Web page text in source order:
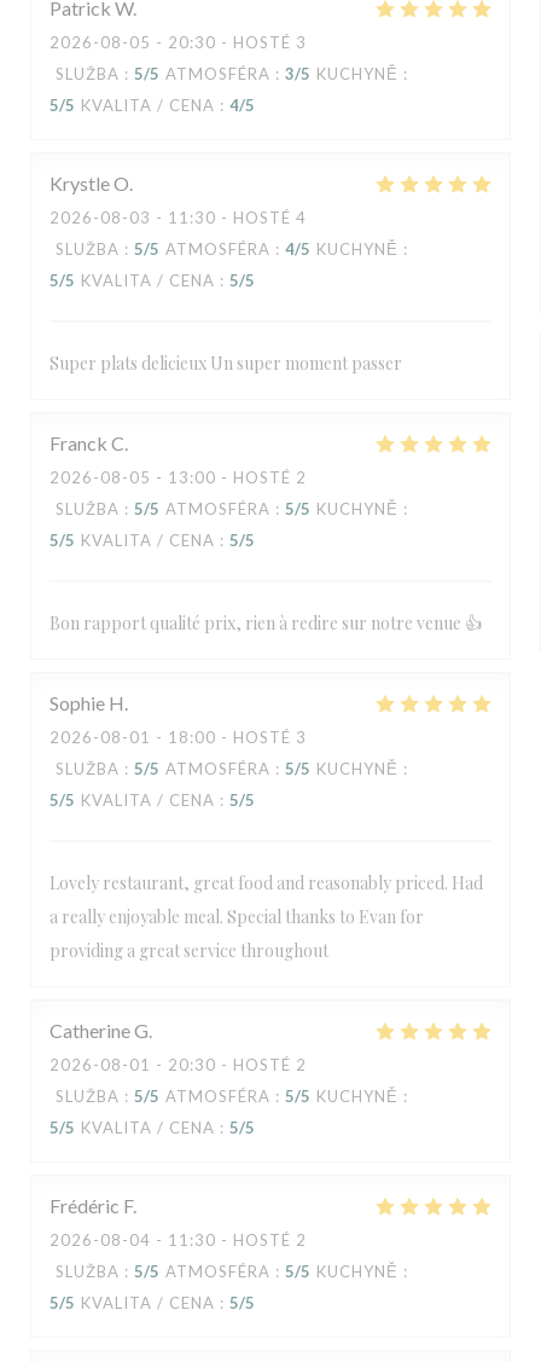
Patrick W
2026-08-05 - 20:30 - HOSTÉ 3
SLUŽBA : 5/5 ATMOSFÉRA : 3/5 KUCHYNĚ :
5/5 KVALITA / CENA : 4/5
KrystleO
2026-08-03 - 11:30 - HOSTÉ 4
SLUŽBA : 5/5 ATMOSFÉRA : 4/5 KUCHYNĚ :
5/5 KVALITA / CENA : 5/5
Super plats delicieux Un super moment passer
Franck C
2026-08-05 - 13:00 - HOSTÉ 2
SLUŽBA : 5/5 ATMOSFÉRA : 5/5 KUCHYNĚ :
5/5 KVALITA / CENA : 5/5
Bon rapport qualité prix, rien à redire sur notre venue 👍
Sophie H
2026-08-01 - 18:00 - HOSTÉ 3
SLUŽBA : 5/5 ATMOSFÉRA : 5/5 KUCHYNĚ :
5/5 KVALITA / CENA : 5/5
Lovely restaurant, great food and reasonably priced. Had
a really enjoyable meal. Special thanks to Evan for
providing a great service throughout
CatherineG
2026-08-01 - 20:30 - HOSTÉ 2
SLUŽBA : 5/5 ATMOSFÉRA : 5/5 KUCHYNĚ :
5/5 KVALITA / CENA : 5/5
Frédéric F
2026-08-04 - 11:30 - HOSTÉ 2
SLUŽBA : 5/5 ATMOSFÉRA : 5/5 KUCHYNĚ :
5/5 KVALITA / CENA : 5/5